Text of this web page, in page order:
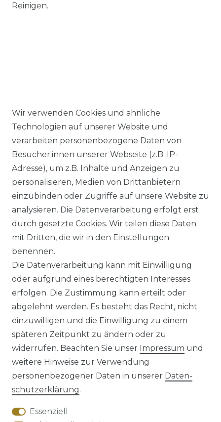
Reinigen.
Ähnlicher Artikel
Casa Moda - Comfort Fit -
Bügelfreies Herren Business
langarm Hemd verschiedene
Farben (006050)
UVP 49,99 €
ab 47,99 € *
Impressum Daten­schutz­erklärung
AGB Barrierefreiheitserklärung
Wir verwenden Cookies und ähnliche
Technologien auf unserer Website und
verarbeiten personenbezogene Daten von
Besucher:innen unserer Webseite (z.B. IP-
Adresse), um z.B. Inhalte und Anzeigen zu
personalisieren, Medien von Drittanbietern
einzubinden oder Zugriffe auf unsere Website zu
analysieren. Die Datenverarbeitung erfolgt erst
durch gesetzte Cookies. Wir teilen diese Daten
mit Dritten, die wir in den Einstellungen
benennen.
Die Datenverarbeitung kann mit Einwilligung
oder aufgrund eines berechtigten Interesses
erfolgen. Die Zustimmung kann erteilt oder
abgelehnt werden. Es besteht das Recht, nicht
einzuwilligen und die Einwilligung zu einem
späteren Zeitpunkt zu ändern oder zu
widerrufen. Beachten Sie unser Impressum und
weitere Hinweise zur Verwendung
personenbezogener Daten in unserer Daten­
schutz­erklärung.
Essenziell